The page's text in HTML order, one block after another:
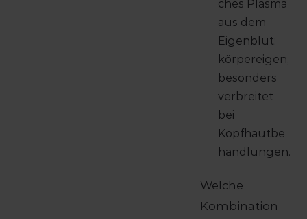
ches Plasma
aus dem
Eigenblut:
körpereigen,
besonders
verbreitet
bei
Kopfhautbe
handlungen.
Welche
Kombination